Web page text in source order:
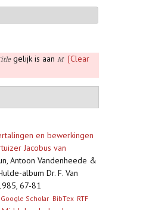
gelijk is aan M
[Clear
en bewerkingen
Jacobus van
Antoon Vandenheede &
album Dr. F. Van
67-81
Google Scholar BibTex RTF